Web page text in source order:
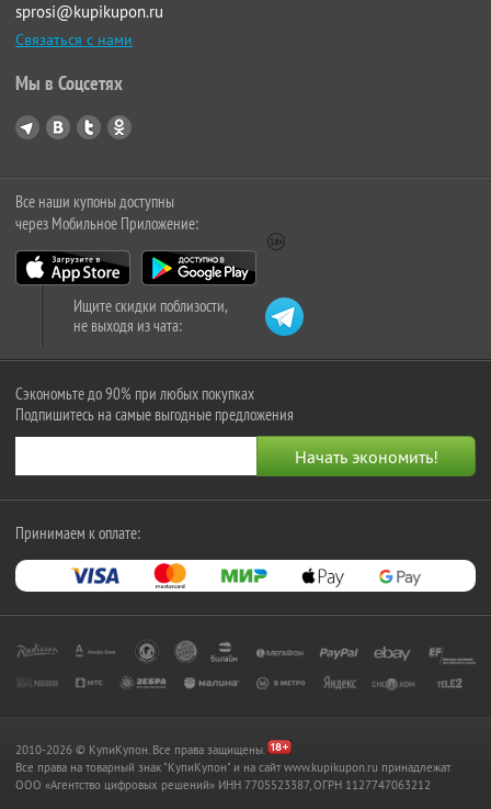
sprosi@kupikupon.ru
Связаться с нами
Мы в Соцсетях
Все наши купоны доступны
через Мобильное Приложение:
Ищите скидки поблизости,
не выходя из чата:
Сэкономьте до 90% при любых покупках
Подпишитесь на самые выгодные предложения
Принимаем к оплате:
2010-2026 © КупиКупон. Все права защищены.
Все права на товарный знак "КупиКупон" и на сайт www.kupikupon.ru принадлежат
OOO «Агентство цифровых решений» ИНН 7705523387, ОГРН 1127747063212